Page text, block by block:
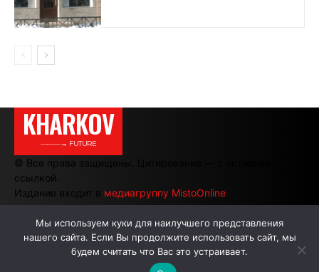
KHARKOV
———→ FUTURE
© Все права защищены. Цитирование — с активной
ссылкой.
Издание входит в медиагруппу MistoOnline
АВТОРЫ РЕКЛАМА НА САЙТЕ
Мы используем куки для наилучшего представления
нашего сайта. Если Вы продолжите использовать сайт, мы
будем считать что Вас это устраивает.